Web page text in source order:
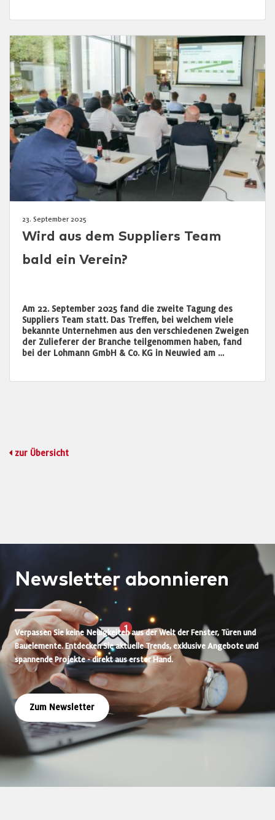
23. September 2025
Wird aus dem Suppliers Team
bald ein Verein?
Am 22. September 2025 fand die zweite Tagung des
Suppliers Team statt. Das Treffen, bei welchem viele
bekannte Unternehmen aus den verschiedenen Zweigen
der Zulieferer der Branche teilgenommen haben, fand
bei der Lohmann GmbH & Co. KG in Neuwied am …
zur Übersicht
Newsletter abonnieren
Verpassen Sie keine Neuigkeiten aus der Welt der Fenster, Türen und
Bauelemente. Entdecken Sie aktuelle Trends, exklusive Angebote und
spannende Projekte - direkt aus erster Hand.
Zum Newsletter